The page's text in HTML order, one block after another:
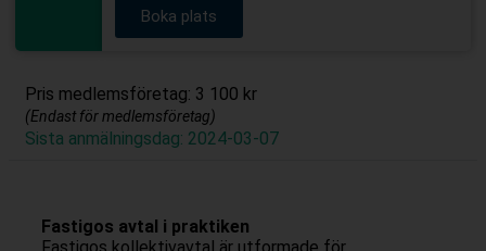
Boka plats
Pris medlemsföretag: 3 100 kr
(Endast för medlemsföretag)
Sista anmälningsdag: 2024-03-07
Fastigos avtal i praktiken